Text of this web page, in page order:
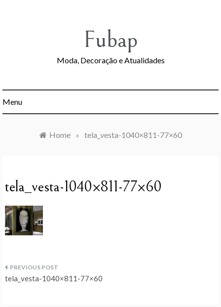
Fubap
Moda, Decoração e Atualidades
Menu
Home » tela_vesta-1040×811-77×60
tela_vesta-1040×811-77×60
Navegação
tela_vesta-1040×811-77×60